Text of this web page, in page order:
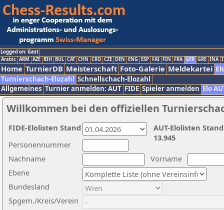
Logged on: Gast
Arabic ARM AZE BIH BUL CAT CHN CRO CZE DEN ENG ESP FAI FIN FRA GER GRE INA
Home TurnierDB Meisterschaft Foto-Galerie Meldekartei
Turnierschach-Elozahl Schnellschach-Elozahl
Allgemeines Turnier anmelden: AUT FIDE Spieler anmelden Elo
Willkommen bei den offiziellen
Nachname
Vorname
Ebene
Personennummer
Bundesland
Spgem./Kreis/Verein
AUT-Elolisten
13.945
FIDE-Elolisten Stand